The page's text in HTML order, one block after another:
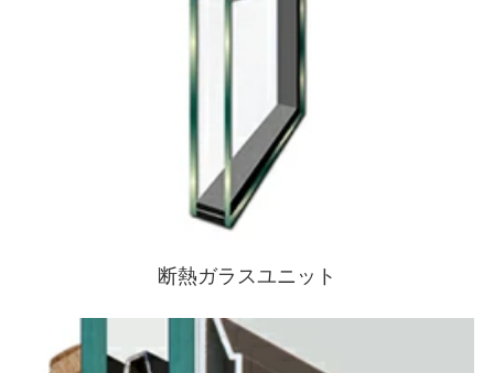
断熱ガラスユニット